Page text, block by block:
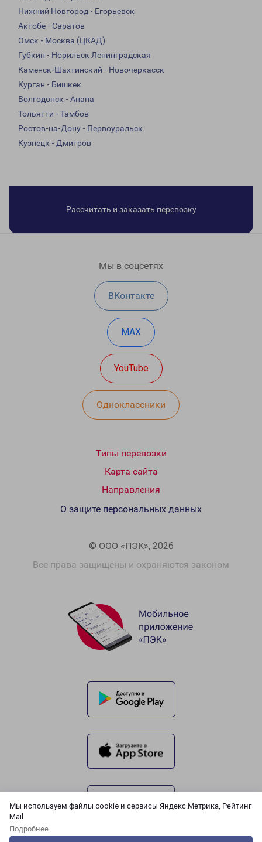
Мы используем файлы cookie и сервисы Яндекс.Метрика, Рейтинг
Mail
Подробнее
Нижний Новгород - Егорьевск
Актобе - Саратов
Омск - Москва (ЦКАД)
Губкин - Норильск Ленинградская
Каменск-Шахтинский - Новочеркасск
Курган - Бишкек
Волгодонск - Анапа
Тольятти - Тамбов
Ростов-на-Дону - Первоуральск
Кузнецк - Дмитров
Рассчитать и заказать перевозку
Мы в соцсетях
ВКонтакте
MAX
YouTube
Одноклассники
Типы перевозки
Карта сайта
Направления
© ООО «ПЭК», 2026
Все права защищены и охраняются законом
О защите персональных данных